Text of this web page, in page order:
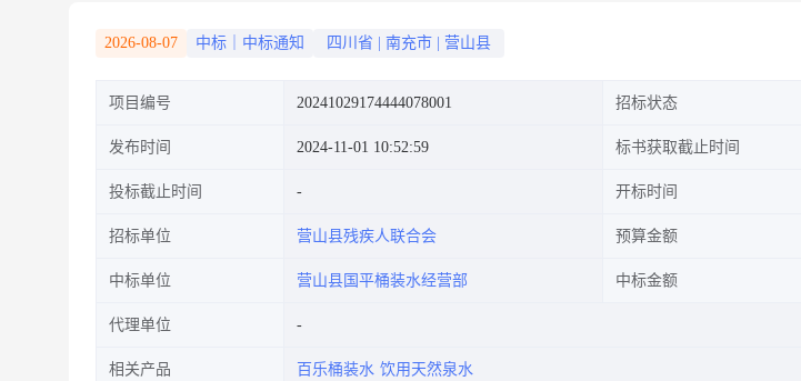
2026-08-07 中标｜中标通知 四川省 南充市 营山县
项目编号 20241029174444078001 招标状态
发布时间 2024-11-01 10:52:59 标书获取截止时间
投标截止时间 开标时间
招标单位 营山县残疾人联合会 预算金额
中标单位 营山县国平桶装水经营部 中标金额
代理单位
相关产品 百乐桶装水 饮用天然泉水